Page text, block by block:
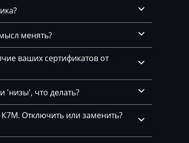
менять?
ваших сертификатов от
'низы', что делать?
Отключить или заменить?